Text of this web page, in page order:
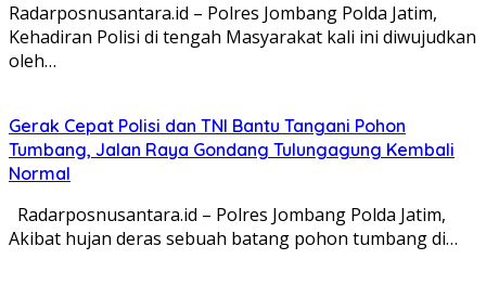
Radarposnusantara.id – Polres Jombang Polda Jatim,
Kehadiran Polisi di tengah Masyarakat kali ini diwujudkan
oleh…
Gerak Cepat Polisi dan TNI Bantu Tangani Pohon
Tumbang, Jalan Raya Gondang Tulungagung Kembali
Normal
Radarposnusantara.id – Polres Jombang Polda Jatim,
Akibat hujan deras sebuah batang pohon tumbang di…